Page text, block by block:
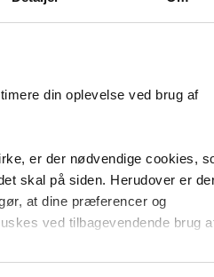
din oplevelse ved brug af
er der nødvendige cookies,
skal på siden. Herudover er
at dine præferencer og
ved tilbagevendende brug
kobber
Køb